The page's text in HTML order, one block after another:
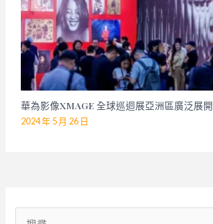
華為影像XMAGE 全球巡迴展亞洲區廣泛展開
2024 年 5 月 26 日